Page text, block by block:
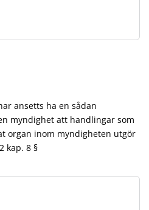
ansetts ha en sådan
myndighet att handlingar som
organ inom myndigheten utgör
kap. 8 §